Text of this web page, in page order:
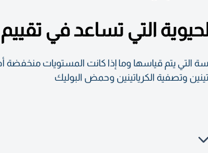
التي يتم قياسها وما إذا كانت المستويات
وتصفية الكرياتينين وحمض البوليك